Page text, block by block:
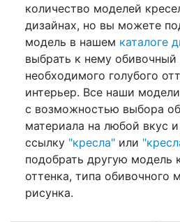
количество моделей
дизайнах, но вы можете
модель в нашем каталоге
выбрать к нему обивочный
необходимого голубого
интерьер. Все наши
с возможностью выбора
материала на любой вкус
ссылку "кресла" или
подобрать другую модель
оттенка, типа обивочного
рисунка.